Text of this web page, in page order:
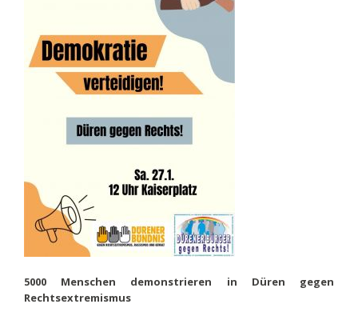
5000 Menschen demonstrieren in Düren gegen
Rechtsextremismus